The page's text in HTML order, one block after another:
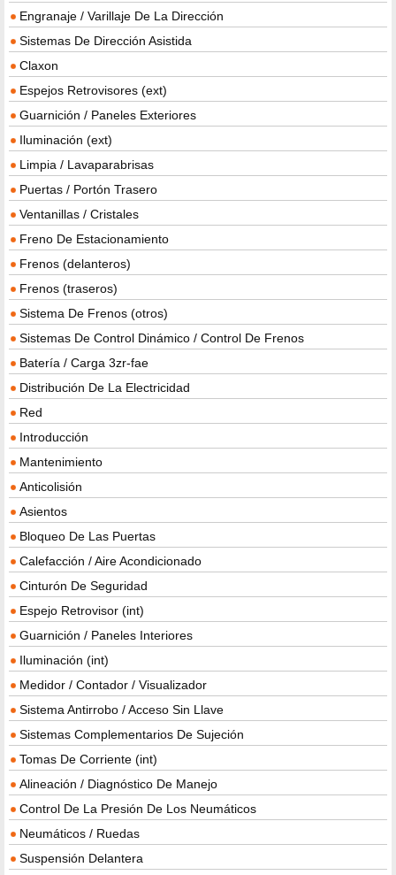
Engranaje / Varillaje De La Dirección
Sistemas De Dirección Asistida
Claxon
Espejos Retrovisores (ext)
Guarnición / Paneles Exteriores
Iluminación (ext)
Limpia / Lavaparabrisas
Puertas / Portón Trasero
Ventanillas / Cristales
Freno De Estacionamiento
Frenos (delanteros)
Frenos (traseros)
Sistema De Frenos (otros)
Sistemas De Control Dinámico / Control De Frenos
Batería / Carga 3zr-fae
Distribución De La Electricidad
Red
Introducción
Mantenimiento
Anticolisión
Asientos
Bloqueo De Las Puertas
Calefacción / Aire Acondicionado
Cinturón De Seguridad
Espejo Retrovisor (int)
Guarnición / Paneles Interiores
Iluminación (int)
Medidor / Contador / Visualizador
Sistema Antirrobo / Acceso Sin Llave
Sistemas Complementarios De Sujeción
Tomas De Corriente (int)
Alineación / Diagnóstico De Manejo
Control De La Presión De Los Neumáticos
Neumáticos / Ruedas
Suspensión Delantera